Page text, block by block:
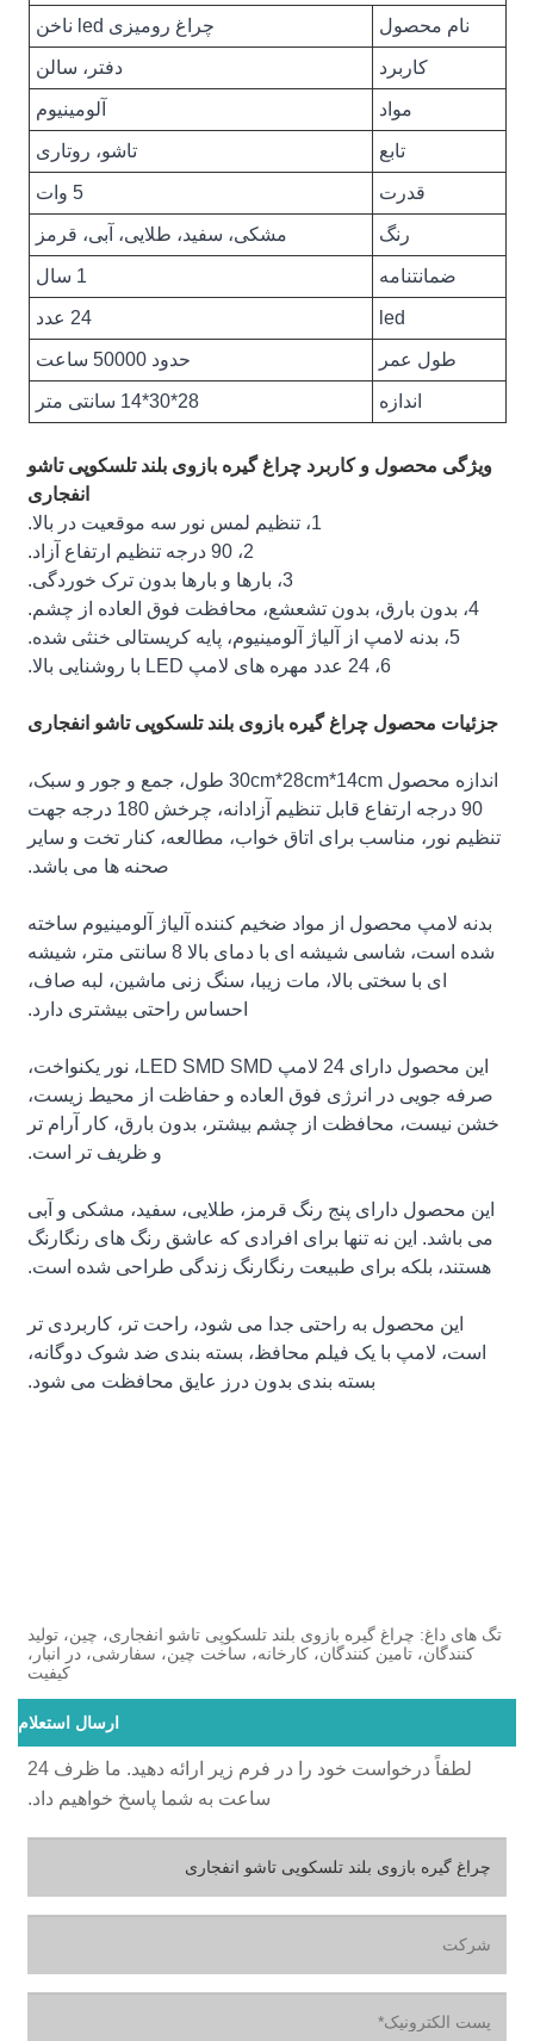
نام محصول چراغ رومیزی led ناخن
کاربرد دفتر، سالن
مواد آلومینیوم
تابع تاشو، روتاری
قدرت 5 وات
رنگ مشکی، سفید، طلایی، آبی، قرمز
ضمانتنامه 1 سال
led 24 عدد
طول عمر حدود 50000 ساعت
اندازه 28*30*14 سانتی متر
ویژگی محصول و کاربرد چراغ گیره بازوی بلند تلسکوپی تاشو
انفجاری
1، تنظیم لمس نور سه موقعیت در بالا.
2، 90 درجه تنظیم ارتفاع آزاد.
3، بارها و بارها بدون ترک خوردگی.
4، بدون بارق، بدون تشعشع، محافظت فوق العاده از چشم.
5، بدنه لامپ از آلیاژ آلومینیوم، پایه کریستالی خنثی شده.
6، 24 عدد مهره های لامپ LED با روشنایی بالا.
جزئیات محصول چراغ گیره بازوی بلند تلسکوپی تاشو انفجاری
اندازه محصول 30cm*28cm*14cm طول، جمع و جور و سبک،
90 درجه ارتفاع قابل تنظیم آزادانه، چرخش 180 درجه جهت
تنظیم نور، مناسب برای اتاق خواب، مطالعه، کنار تخت و سایر
صحنه ها می باشد.
بدنه لامپ محصول از مواد ضخیم کننده آلیاژ آلومینیوم ساخته
شده است، شاسی شیشه ای با دمای بالا 8 سانتی متر، شیشه
ای با سختی بالا، مات زیبا، سنگ زنی ماشین، لبه صاف،
احساس راحتی بیشتری دارد.
این محصول دارای 24 لامپ LED SMD SMD، نور یکنواخت،
صرفه جویی در انرژی فوق العاده و حفاظت از محیط زیست،
خشن نیست، محافظت از چشم بیشتر، بدون بارق، کار آرام تر
و ظریف تر است.
این محصول دارای پنج رنگ قرمز، طلایی، سفید، مشکی و آبی
می باشد. این نه تنها برای افرادی که عاشق رنگ های رنگارنگ
هستند، بلکه برای طبیعت رنگارنگ زندگی طراحی شده است.
این محصول به راحتی جدا می شود، راحت تر، کاربردی تر
است، لامپ با یک فیلم محافظ، بسته بندی ضد شوک دوگانه،
بسته بندی بدون درز عایق محافظت می شود.
تگ های داغ: چراغ گیره بازوی بلند تلسکوپی تاشو انفجاری، چین، تولید
کنندگان، تامین کنندگان، کارخانه، ساخت چین، سفارشی، در انبار،
کیفیت
ارسال استعلام
لطفاً درخواست خود را در فرم زیر ارائه دهید. ما ظرف 24
ساعت به شما پاسخ خواهیم داد.